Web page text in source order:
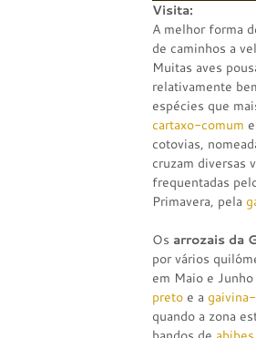
Visita:
A melhor forma
de caminhos a
Muitas aves
relativamente
espécies que
cartaxo-comum
cotovias,
cruzam diversas
frequentadas
Primavera, pela
Os arrozais da
por vários
em Maio e
preto e a
quando a zona